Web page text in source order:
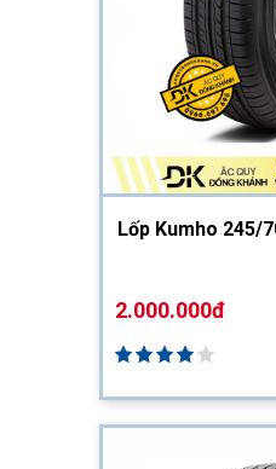
Lốp Kumho 245/
2.000.000đ